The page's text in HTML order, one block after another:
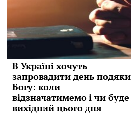
В Україні хочуть
запровадити день подяки
Богу: коли
відзначатимемо і чи буде
вихідний цього дня